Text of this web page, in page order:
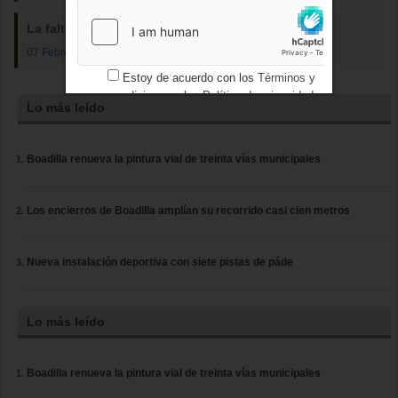
La falta de memoria de APB
07 Febrero 2018
Lo más leído
Boadilla renueva la pintura vial de treinta vías municipales
Los encierros de Boadilla amplían su recorrido casi cien metros
Nueva instalación deportiva con siete pistas de páde
Lo más leído
Boadilla renueva la pintura vial de treinta vías municipales
Estoy de acuerdo con los Términos y
condicionesy losPolítica de privacidad